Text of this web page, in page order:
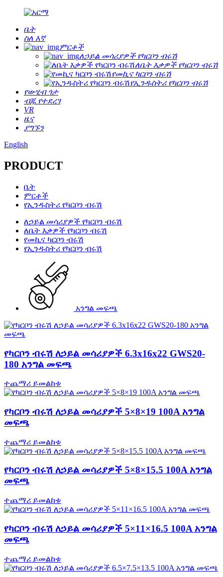
ቤት
ስለ እኛ
ምርቶች
ለኃይል መሳሪያዎች የካርቦን ብሩሽ
ለቤት እቃዎች የካርቦን ብሩሽ
የመኪና ካርቦን ብሩሽ
የኢንዱስትሪ የካርቦን ብሩሽ
የውሂብ ጎታ
ብጁ የተደረገ
VR
ዜና
ያግኙን
English
PRODUCT
ቤት
ምርቶች
የኢንዱስትሪ የካርቦን ብሩሽ
ለኃይል መሳሪያዎች የካርቦን ብሩሽ
ለቤት እቃዎች የካርቦን ብሩሽ
የመኪና ካርቦን ብሩሽ
የኢንዱስትሪ የካርቦን ብሩሽ
አንግል መፍጫ
የካርቦን ብሩሽ ለኃይል መሳሪያዎች 6.3x16x22 GWS20-
180 አንግል መፍጫ
ተጨማሪ ይመልከቱ
የካርቦን ብሩሽ ለኃይል መሳሪያዎች 5×8×19 100A አንግል
መፍጫ
ተጨማሪ ይመልከቱ
የካርቦን ብሩሽ ለኃይል መሳሪያዎች 5×8×15.5 100A አንግል
መፍጫ
ተጨማሪ ይመልከቱ
የካርቦን ብሩሽ ለኃይል መሳሪያዎች 5×11×16.5 100A አንግል
መፍጫ
ተጨማሪ ይመልከቱ